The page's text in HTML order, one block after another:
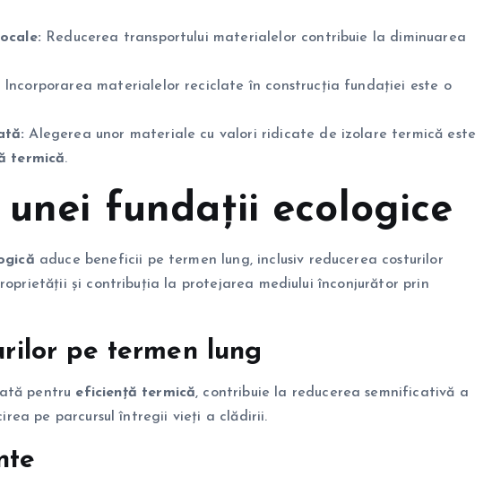
Reducerea transportului materialelor contribuie la diminuarea
Incorporarea materialelor reciclate în construcția fundației este o
Alegerea unor materiale cu valori ridicate de izolare termică este
termică.
unei fundații ecologice
aduce beneficii pe termen lung, inclusiv reducerea costurilor
și contribuția la protejarea mediului înconjurător prin
pe termen lung
pentru eficiență termică, contribuie la reducerea semnificativă a
pe parcursul întregii vieți a clădirii.